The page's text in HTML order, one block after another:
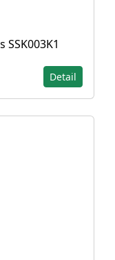
SSK003K1
Detail